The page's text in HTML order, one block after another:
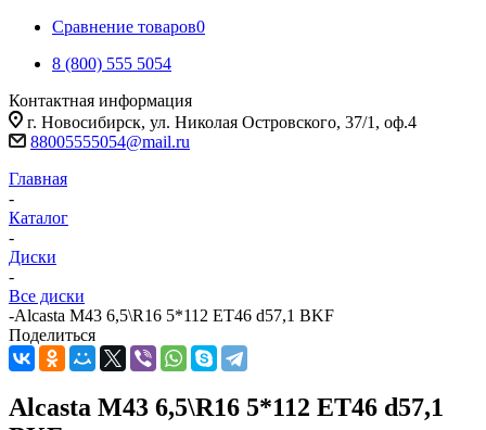
Сравнение товаров0
8 (800) 555 5054
Контактная информация
г. Новосибирск, ул. Николая Островского, 37/1, оф.4
88005555054@mail.ru
Главная
-
Каталог
-
Диски
-
Все диски
-Alcasta M43 6,5\R16 5*112 ET46 d57,1 BKF
Поделиться
Alcasta M43 6,5\R16 5*112 ET46 d57,1